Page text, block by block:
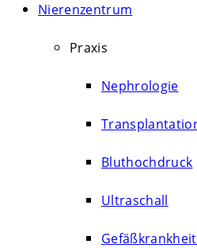
Nierenzentrum
Praxis
Nephrologie
Bluthochdruck
Ultraschall